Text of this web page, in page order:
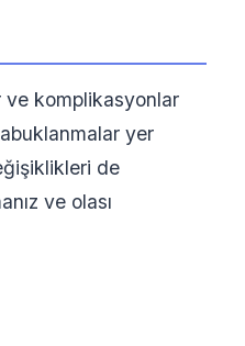
ve komplikasyonlar
yer
de
ve olası